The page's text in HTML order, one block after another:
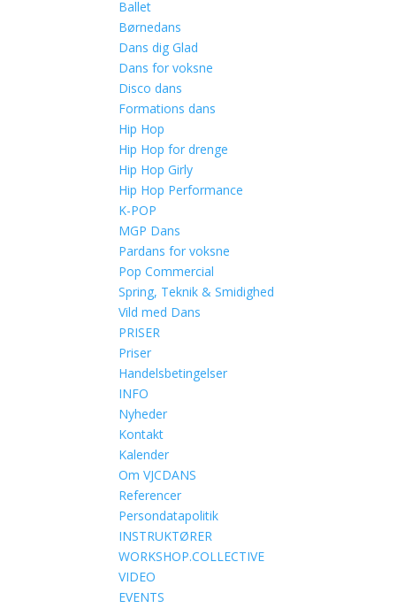
Ballet
Børnedans
Dans dig Glad
Dans for voksne
Disco dans
Formations dans
Hip Hop
Hip Hop for drenge
Hip Hop Girly
Hip Hop Performance
K-POP
MGP Dans
Pardans for voksne
Pop Commercial
Spring, Teknik & Smidighed
Vild med Dans
PRISER
Priser
Handelsbetingelser
INFO
Nyheder
Kontakt
Kalender
Om VJCDANS
Referencer
Persondatapolitik
INSTRUKTØRER
WORKSHOP.COLLECTIVE
VIDEO
EVENTS